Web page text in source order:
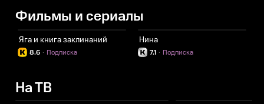
Фильмы и сериалы
Яга и книга заклинаний
8.6 Подписка
·
Нина
7.1 Подписка
·
На ТВ